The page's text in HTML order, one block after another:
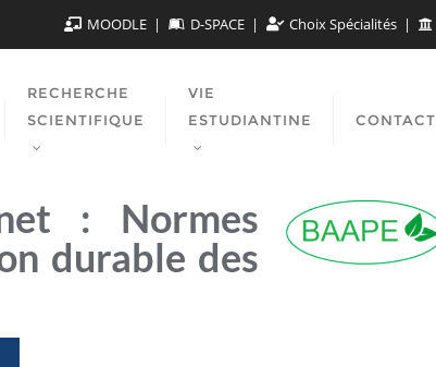
MOODLE D-SPACE Choix Spécialités
RECHERCHE
SCIENTIFIQUE
VIE
ESTUDIANTINE
CONTACT
: Normes
durable des